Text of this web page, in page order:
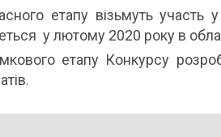
етапу візьмуть
у лютому 2020 року в
етапу Конкурсу